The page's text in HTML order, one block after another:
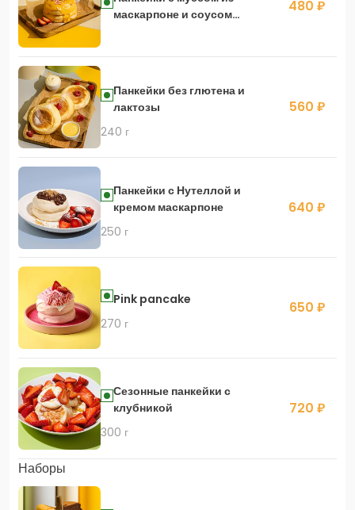
маскарпоне и соусом
480 ₽
Панкейки без глютена и
лактозы
240 г
560 ₽
Панкейки с Нутеллой и
кремом маскарпоне
250 г
640 ₽
Pink pancake
270 г
650 ₽
Сезонные панкейки с
клубникой
300 г
720 ₽
Наборы